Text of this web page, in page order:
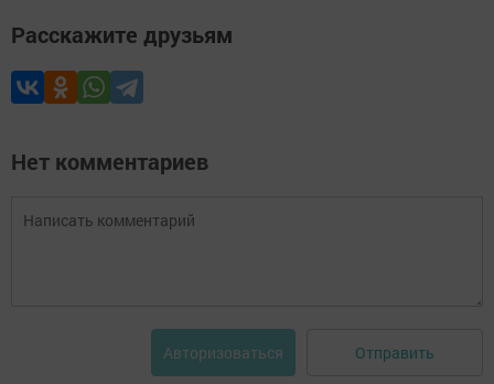
Расскажите друзьям
Нет комментариев
Авторизоваться Отправить